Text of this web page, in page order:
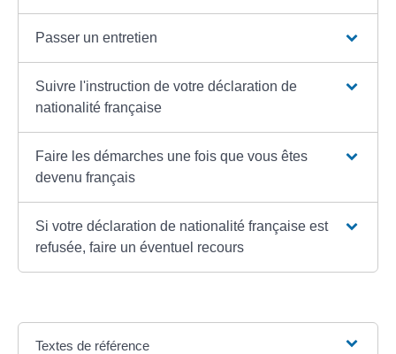
Passer un entretien
Suivre l'instruction de votre déclaration de
nationalité française
Faire les démarches une fois que vous êtes
devenu français
Si votre déclaration de nationalité française est
refusée, faire un éventuel recours
Textes de référence